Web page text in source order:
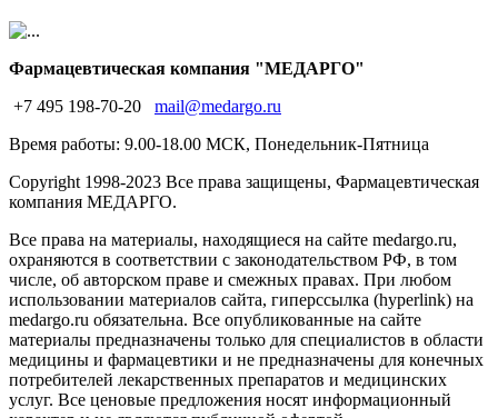
Фармацевтическая компания "МЕДАРГО"
+7 495 198-70-20
mail@medargo.ru
Время работы: 9.00-18.00 МСК, Понедельник-Пятница
Copyright 1998-2023 Все права защищены, Фармацевтическая
компания МЕДАРГО.
Все права на материалы, находящиеся на сайте medargo.ru,
охраняются в соответствии с законодательством РФ, в том
числе, об авторском праве и смежных правах. При любом
использовании материалов сайта, гиперссылка (hyperlink) на
medargo.ru обязательна. Все опубликованные на сайте
материалы предназначены только для специалистов в области
медицины и фармацевтики и не предназначены для конечных
потребителей лекарственных препаратов и медицинских
услуг. Все ценовые предложения носят информационный